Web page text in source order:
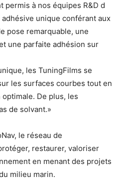
permis à nos équipes R&D d
unique conférant aux
pose remarquable, une
une parfaite adhésion sur
les TuningFilms se
les surfaces courbes tout en
De plus, les
de solvant.»
le réseau de
restaurer, valoriser
en menant des projets
milieu marin.